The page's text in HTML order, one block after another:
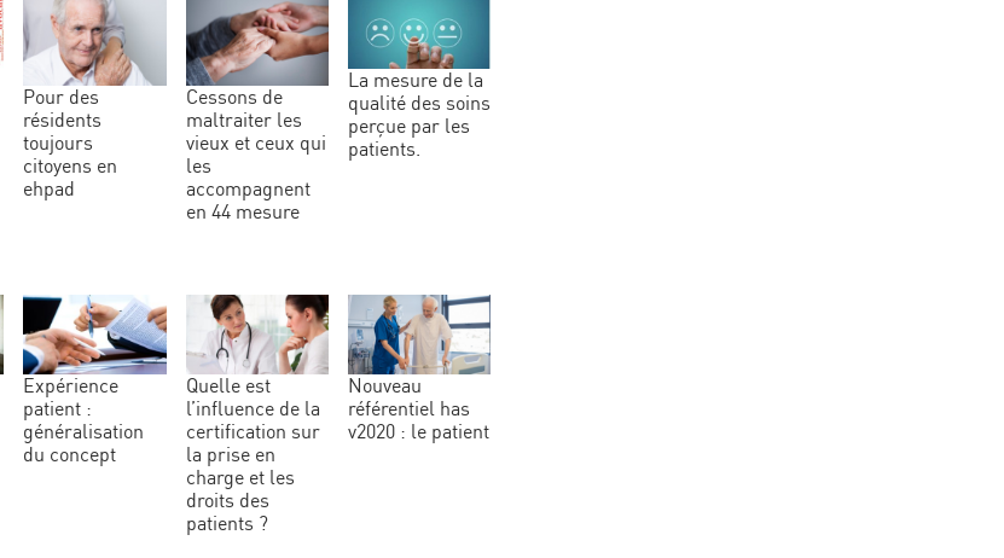
pour des
résidents
toujours
citoyens en
ehpad
cessons de
maltraiter les
vieux et ceux qui
les
accompagnent
en 44 mesure
la mesure de la
qualité des soins
perçue par les
patients.
expérience
patient :
généralisation
du concept
quelle est
l’influence de la
certification sur
la prise en
charge et les
droits des
patients ?
nouveau
référentiel has
v2020 : le patient